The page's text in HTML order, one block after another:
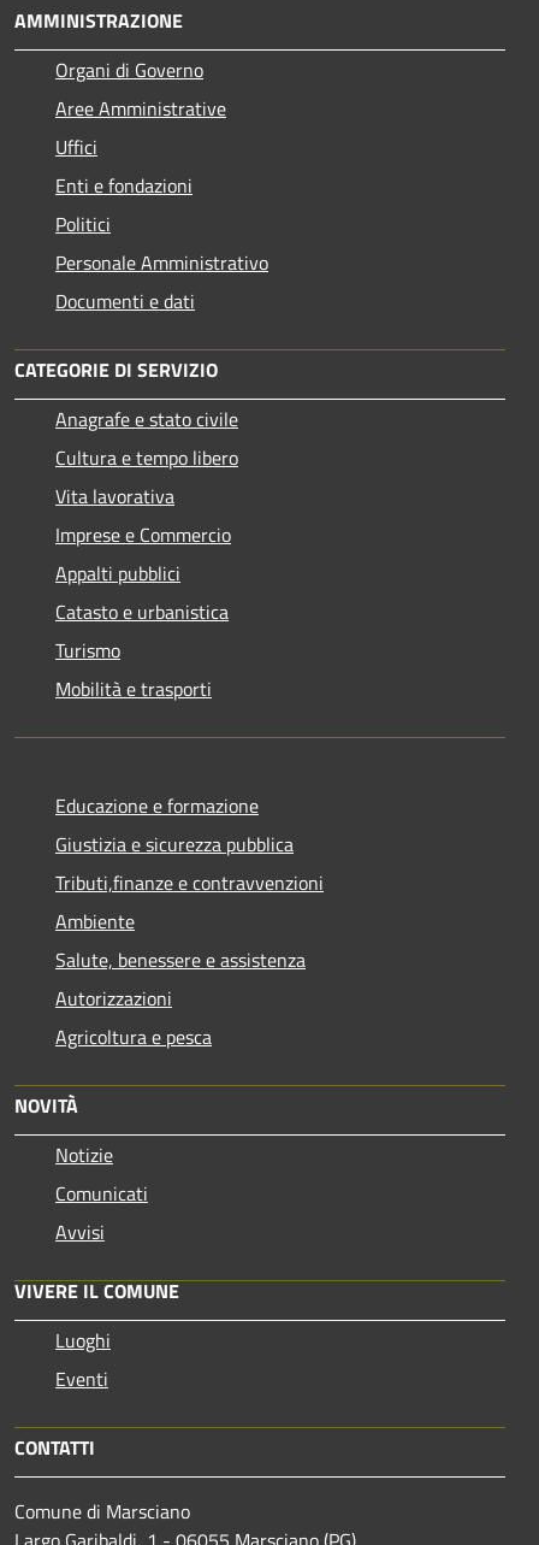
AMMINISTRAZIONE
Organi di Governo
Aree Amministrative
Uffici
Enti e fondazioni
Politici
Personale Amministrativo
Documenti e dati
CATEGORIE DI SERVIZIO
Anagrafe e stato civile
Cultura e tempo libero
Vita lavorativa
Imprese e Commercio
Appalti pubblici
Catasto e urbanistica
Turismo
Mobilità e trasporti
Educazione e formazione
Giustizia e sicurezza pubblica
Tributi,finanze e contravvenzioni
Ambiente
Salute, benessere e assistenza
Autorizzazioni
Agricoltura e pesca
NOVITÀ
Notizie
Comunicati
Avvisi
VIVERE IL COMUNE
Luoghi
Eventi
CONTATTI
Comune di Marsciano